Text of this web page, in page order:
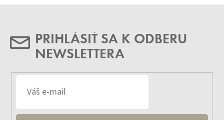
PRIHLÁSIŤ SA K ODBERU
NEWSLETTERA